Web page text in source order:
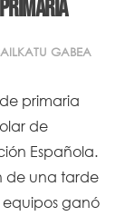
GABEA
primaria
de
Española.
de una tarde
ganó